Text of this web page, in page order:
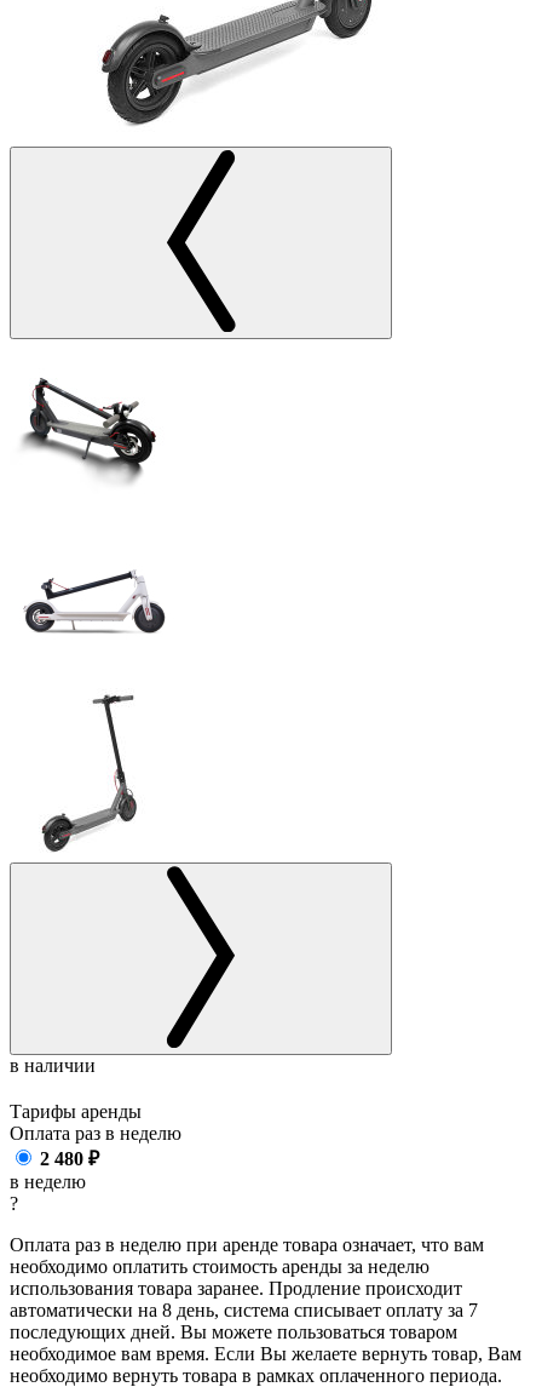
в наличии
Тарифы аренды
Оплата раз в неделю
2 480 ₽
в неделю
?
Оплата раз в неделю при аренде товара означает, что вам
необходимо оплатить стоимость аренды за неделю
использования товара заранее. Продление происходит
автоматически на 8 день, система списывает оплату за 7
последующих дней. Вы можете пользоваться товаром
необходимое вам время. Если Вы желаете вернуть товар, Вам
необходимо вернуть товара в рамках оплаченного периода.